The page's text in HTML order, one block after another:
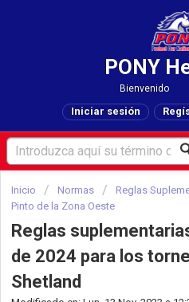
PONY
Bienvenido
Iniciar sesión
Inicio Normas
Reglas
Pinto de la Zona Oeste
Reglas
de 2024 para los
Shetland